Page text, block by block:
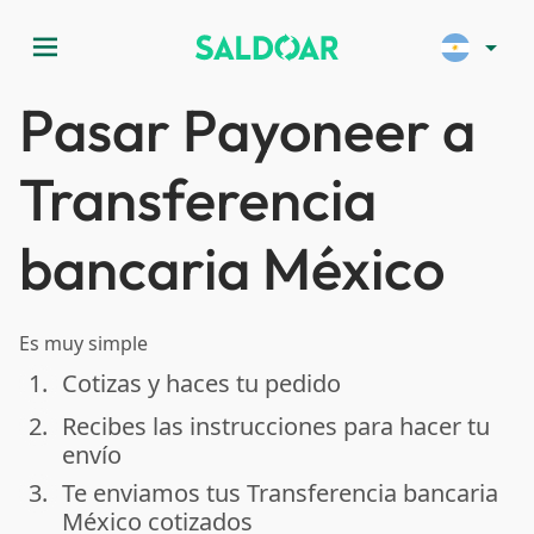
menu arrow_drop_down
Pasar Payoneer a
Transferencia
bancaria México
Es muy simple
done
1. Cotizas y haces tu pedido
done
2. Recibes las instrucciones para hacer tu
envío
done
3. Te enviamos tus Transferencia bancaria
México cotizados